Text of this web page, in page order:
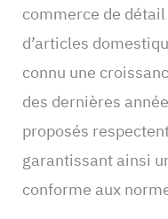
commerce de
d’articles
connu une
des dernières
proposés
garantissant ainsi
conforme aux